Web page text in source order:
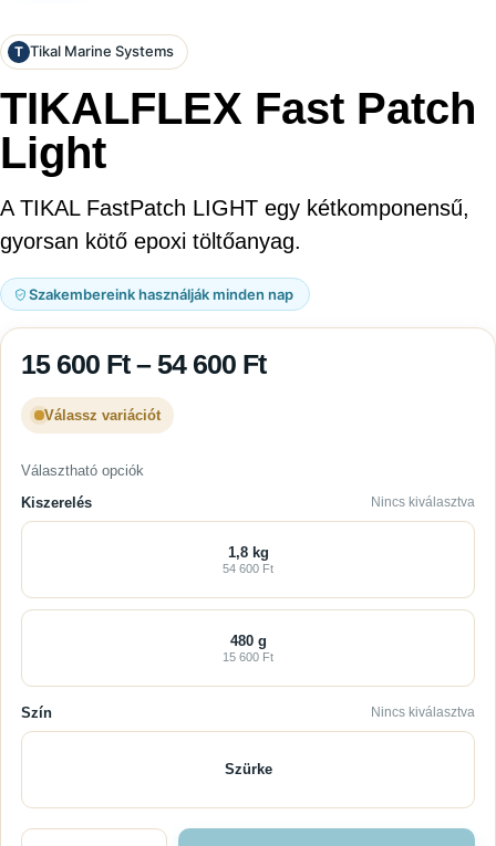
T Tikal Marine Systems
TIKALFLEX Fast Patch
Light
A TIKAL FastPatch LIGHT egy kétkomponensű,
gyorsan kötő epoxi töltőanyag.
Szakembereink használják minden nap
15 600 Ft – 54 600 Ft
Válassz variációt
Választható opciók
Kiszerelés
Nincs kiválasztva
1,8 kg
54 600 Ft
480 g
15 600 Ft
Szín Nincs kiválasztva
Szürke